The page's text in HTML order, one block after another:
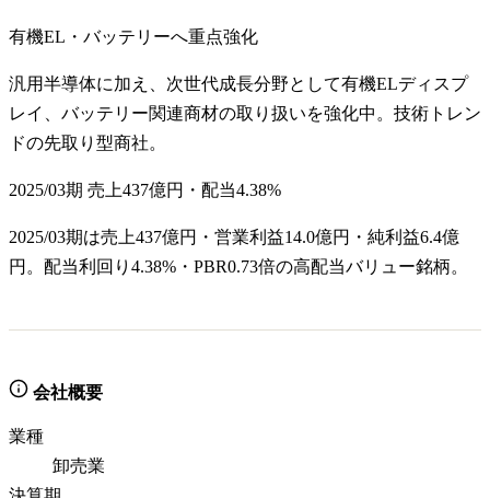
有機EL・バッテリーへ重点強化
汎用半導体に加え、次世代成長分野として有機ELディスプ
レイ、バッテリー関連商材の取り扱いを強化中。技術トレン
ドの先取り型商社。
2025/03期 売上437億円・配当4.38%
2025/03期は売上437億円・営業利益14.0億円・純利益6.4億
円。配当利回り4.38%・PBR0.73倍の高配当バリュー銘柄。
会社概要
業種
卸売業